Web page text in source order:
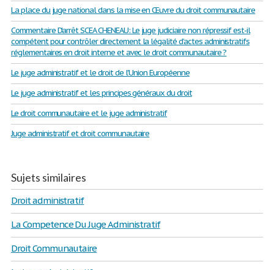
La place du juge national dans la mise en Œuvre du droit communautaire
Commentaire D'arrêt SCEA CHENEAU: Le juge judiciaire non répressif est-il
compétent pour contrôler directement la légalité d’actes administratifs
réglementaires en droit interne et avec le droit communautaire ?
Le juge administratif et le droit de l'Union Européenne
Le juge administratif et les principes généraux du droit
Le droit communautaire et le juge administratif
Juge administratif et droit communautaire
Sujets similaires
Droit administratif
La Competence Du Juge Administratif
Droit Communautaire